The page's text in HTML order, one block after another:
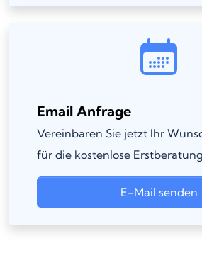
Email Anfrage
Vereinbaren Sie jetzt Ihr
für die kostenlose Erstberatung
E-Mail senden